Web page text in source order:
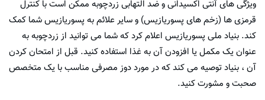
ویژگی های آنتی اکسیدانی و ضد التهابی زردچوبه ممکن است با کنترل
قرمزی ها (زخم های پسوریازیس) و سایر علائم به پسوریازیس شما کمک
کند. بنیاد ملی پسوریازیس اعلام کرد که شما می توانید از زردچوبه به
عنوان یک مکمل یا افزودن آن به غذا استفاده کنید. قبل از امتحان کردن
آن ، بنیاد توصیه می کند که در مورد دوز مصرفی مناسب با یک متخصص
صحبت و مشورت کنید.